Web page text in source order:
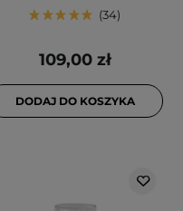
34
109,00 zł
DODAJ DO KOSZYKA